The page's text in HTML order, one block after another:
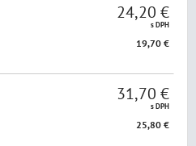
24,20 €
s DPH
19,70 €
31,70 €
s DPH
25,80 €